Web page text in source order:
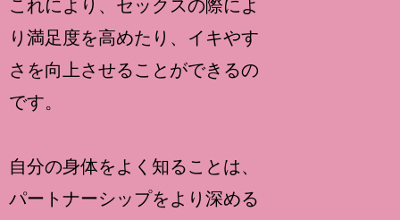
これにより、セックスの際によ
り満足度を高めたり、イキやす
さを向上させることができるの
です。
自分の身体をよく知ることは、
パートナーシップをより深める